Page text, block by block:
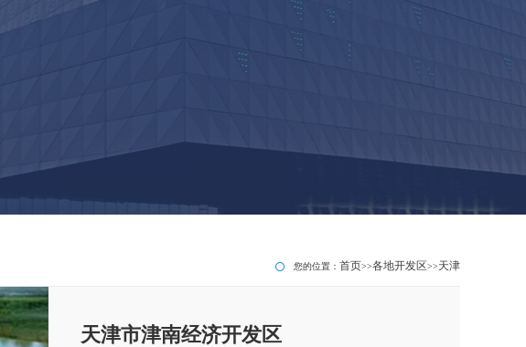
您的位置： 首页>>各地开发区>>天津
天津市津南经济开发区